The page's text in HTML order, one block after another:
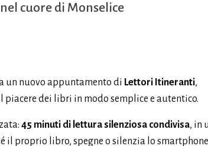
cuore di Monselice
un nuovo appuntamento di Lettori Itineranti,
piacere dei libri in modo semplice e autentico.
45 minuti di lettura silenziosa condivisa, in
il proprio libro, spegne o silenzia lo smartphone